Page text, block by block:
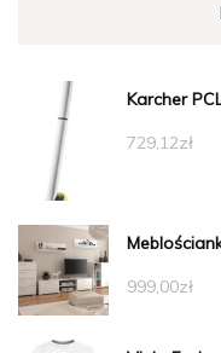
Karcher
729,12zł
999,00zł